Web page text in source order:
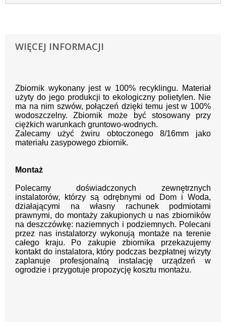
WIĘCEJ INFORMACJI
Zbiornik wykonany jest w 100% recyklingu. Materiał
użyty do jego produkcji to ekologiczny polietylen. Nie
ma na nim szwów, połączeń dzięki temu jest w 100%
wodoszczelny. Zbiornik może być stosowany przy
ciężkich warunkach gruntowo-wodnych.
Zalecamy użyć żwiru obtoczonego 8/16mm jako
materiału zasypowego zbiornik.
Montaż
Polecamy doświadczonych zewnętrznych
instalatorów, którzy są odrębnymi od Dom i Woda,
działającymi na własny rachunek podmiotami
prawnymi, do montaży zakupionych u nas zbiorników
na deszczówkę: naziemnych i podziemnych. Polecani
przez nas instalatorzy wykonują montaże na terenie
całego kraju. Po zakupie zbiornika przekazujemy
kontakt do instalatora, który podczas bezpłatnej wizyty
zaplanuje profesjonalną instalację urządzeń w
ogrodzie i przygotuje propozycję kosztu montażu.